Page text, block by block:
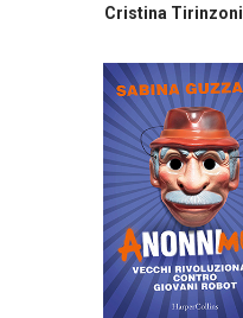
Cristina Tirinzoni